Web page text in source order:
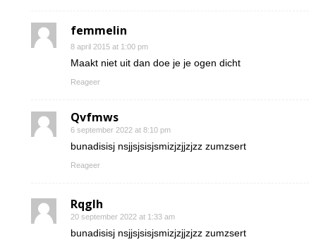
femmelin
8 april 2015 at 1:00 pm
Maakt niet uit dan doe je je ogen dicht
Reageer
Qvfmws
6 september 2022 at 8:10 pm
bunadisisj nsjjsjsisjsmizjzjjzjzz zumzsert
Reageer
Rqglh
20 september 2022 at 1:33 am
bunadisisj nsjjsjsisjsmizjzjjzjzz zumzsert